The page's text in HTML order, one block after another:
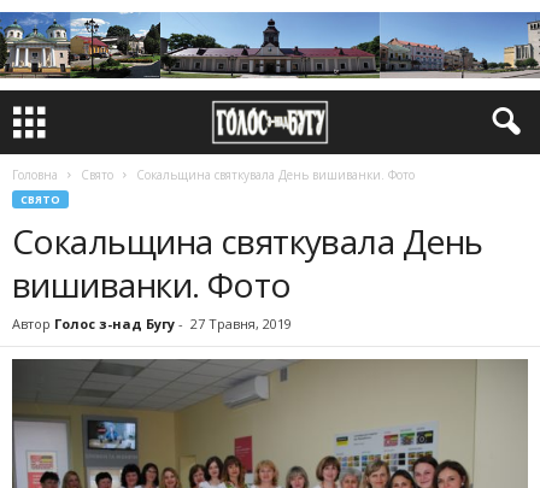
Головна Свято Сокальщина святкувала День вишиванки. Фото
СВЯТО
Сокальщина святкувала День
вишиванки. Фото
Автор Голос з-над Бугу - 27 Травня, 2019